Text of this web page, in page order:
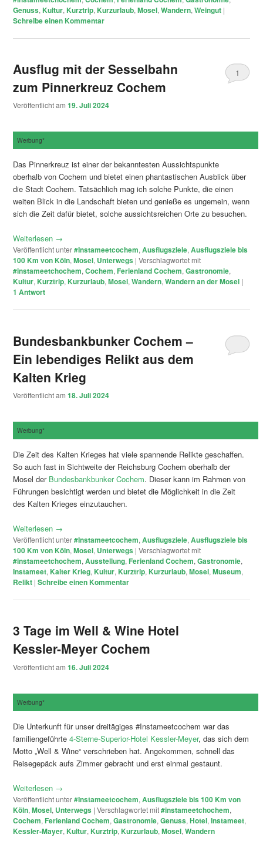
Genuss,Kultur,Kurztrip,Kurzurlaub,Mosel,Wandern,Weingut |
Schreibe einen Kommentar
Ausflug mit der Sesselbahn
zum Pinnerkreuz Cochem
Veröffentlicht am19. Juli 2024
1
Werbung*
Das Pinnerkreuz ist einer der bekanntesten Aussichtspunkte
oberhalb von Cochem und bietet einen phantastischen Ausblick über
die Stadt Cochem. Tatsächlich mag ich solche Punkte, die einen
weiten Blick in die Landschaft bieten und genieße es ungemein, wenn
sich die Zeit dafür bietet, solche aussichtsreichen Orte zu besuchen.
Weiterlesen →
Veröffentlicht unter#Instameetcochem,Ausflugsziele,Ausflugsziele bis
100 Km von Köln,Mosel, Unterwegs |Verschlagwortet mit
#instameetchochem,Cochem,Ferienland Cochem,Gastronomie,
Kultur,Kurztrip,Kurzurlaub,Mosel,Wandern,Wandern an der Mosel |
1 Antwort
Bundesbankbunker Cochem –
Ein lebendiges Relikt aus dem
Kalten Krieg
Veröffentlicht am18. Juli 2024
Werbung*
Die Zeit des Kalten Krieges hat viele spannende Relikte geschaffen.
So auch fast in Sichtweite der Reichsburg Cochem oberhalb der
Mosel der Bundesbankbunker Cochem. Dieser kann im Rahmen von
Führungen besichtigt werden und bietet die Möglichkeit in die Zeit
des Kalten Krieges einzutauchen.
Weiterlesen →
Veröffentlicht unter#Instameetcochem,Ausflugsziele,Ausflugsziele bis
100 Km von Köln,Mosel, Unterwegs |Verschlagwortet mit
#instameetchochem,Ausstellung,Ferienland Cochem,Gastronomie,
Instameet,Kalter Krieg,Kultur,Kurztrip,Kurzurlaub,Mosel,Museum,
Relikt |Schreibe einen Kommentar
3 Tage im Well & Wine Hotel
Kessler-Meyer Cochem
Veröffentlicht am16. Juli 2024
Werbung*
Die Unterkunft für unser dreitägiges #Instameetcochem war das
familiengeführte4-Sterne-Superior-Hotel Kessler-Meyer, das sich dem
Motto „Well & Wine“ verschrieben hat. Angekommen, schnell das
Reisegepäck aufs Zimmer gebracht und erst einmal gestaunt.
Weiterlesen →
Veröffentlicht unter#Instameetcochem,Ausflugsziele bis 100 Km von
Köln,Mosel, Unterwegs |Verschlagwortet mit#instameetchochem,
Cochem,Ferienland Cochem,Gastronomie,Genuss,Hotel,Instameet,
Kessler-Mayer,Kultur,Kurztrip,Kurzurlaub,Mosel,Wandern